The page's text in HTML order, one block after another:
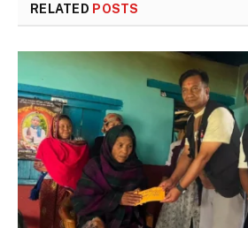
RELATED POSTS